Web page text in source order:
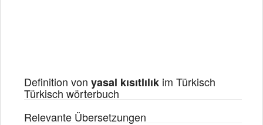
Definition von yasal kısıtlılık im Türkisch
Türkisch wörterbuch
Relevante Übersetzungen